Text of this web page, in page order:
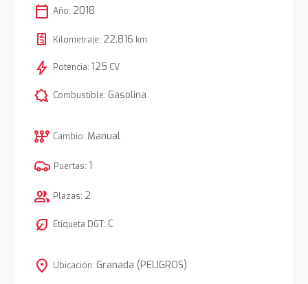
calendar_today Año: 2018
Kilometraje: 22.816 km
bolt Potencia: 125 CV
comic_bubble Combustible: Gasolina
auto_transmission Cambio: Manual
Puertas: 1
group Plazas: 2
nest_eco_leaf Etiqueta DGT: C
location_on Ubicación: Granada (PELIGROS)